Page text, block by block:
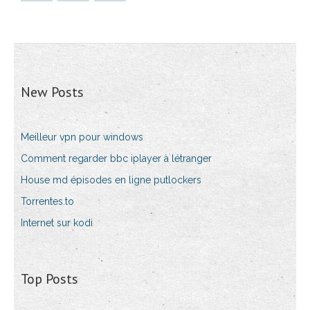
New Posts
Meilleur vpn pour windows
Comment regarder bbc iplayer à létranger
House md épisodes en ligne putlockers
Torrentes.to
Internet sur kodi
Top Posts